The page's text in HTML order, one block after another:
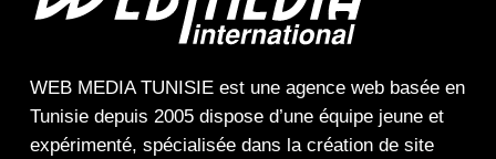
WEB MEDIA TUNISIEest une agence webbasée en
Tunisie depuis 2005 dispose d’une équipe jeune et
expérimenté, spécialisée dans la création de site